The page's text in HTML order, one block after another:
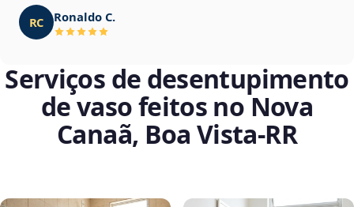
RC Ronaldo C.
Serviços de desentupimento
de vaso feitos no Nova
Canaã, Boa Vista‑RR